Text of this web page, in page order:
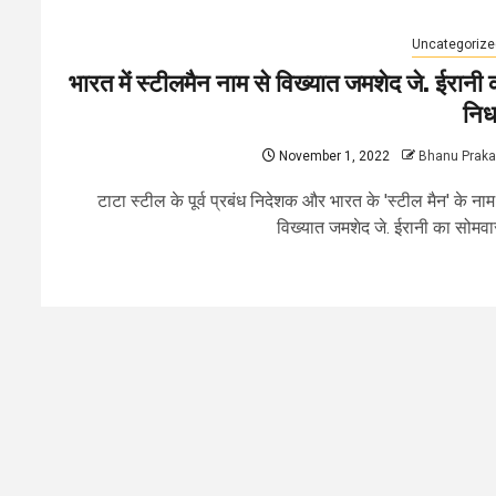
भारत में स्टीलमैन नाम से विख्यात जमशेद जे. ईरानी
November 1, 2022 Bhanu
टाटा स्टील के पूर्व प्रबंध निदेशक और भारत के 'स्टील मैन' के
विख्यात जमशेद जे. ईरानी का